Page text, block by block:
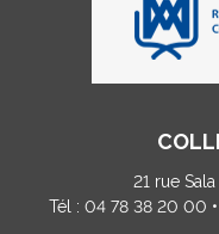
21 rue
Tél : 04 78 38 20 00